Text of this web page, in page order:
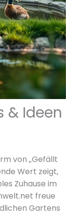
& Ideen
von „Gefällt
Wert zeigt,
Zuhause im
freue
Gartens